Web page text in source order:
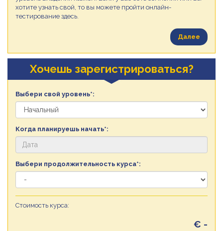
хотите узнать свой, то вы можете пройти онлайн-
тестирование здесь.
Далее
Хочешь зарегистрироваться?
Выбери свой уровень*:
Когда планируешь начать*:
Выбери продолжительность курса*:
Стоимость курса:
€ -